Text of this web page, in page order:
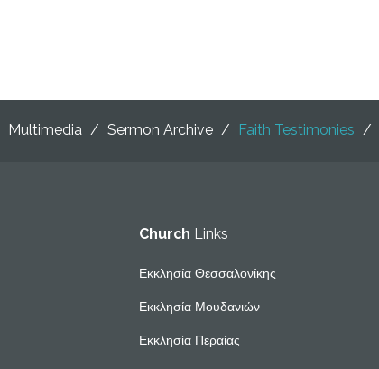
Multimedia / Sermon Archive / Faith Testimonies /
Church Links
Εκκλησία Θεσσαλονίκης
Εκκλησία Μουδανιών
Εκκλησία Περαίας